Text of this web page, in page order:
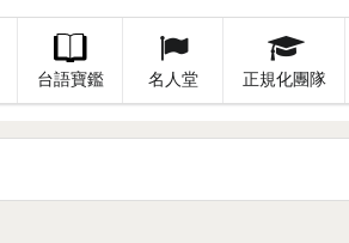
台語寶鑑 名人堂 正規化團隊